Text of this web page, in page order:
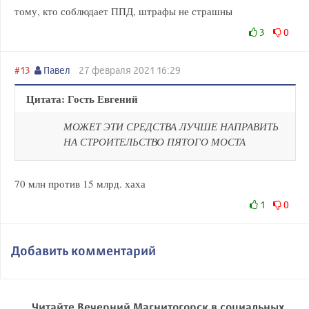
тому, кто соблюдает ППД, штрафы не страшны
3 0
#13 Павел 27 февраля 2021 16:29
Цитата: Гость Евгений
МОЖЕТ ЭТИ СРЕДСТВА ЛУЧШЕ НАПРАВИТЬ
НА СТРОИТЕЛЬСТВО ПЯТОГО МОСТА
70 млн против 15 млрд. хаха
1 0
Добавить комментарий